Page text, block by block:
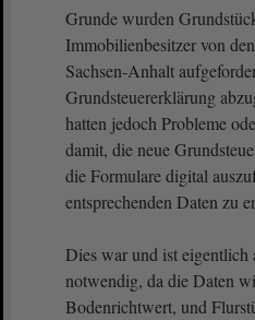
Grunde wurden
Immobilienbesitzer von
Sachsen-Anhalt
Grundsteuererklärung
hatten jedoch Probleme
damit, die neue
die Formulare digital
entsprechenden Daten zu
Dies war und ist eigentlich
notwendig, da die Daten
Bodenrichtwert, und